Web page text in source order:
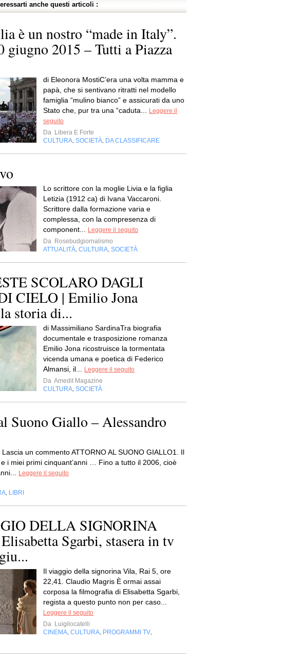
anche questi articoli :
è un nostro “made in Italy”.
giugno 2015 – Tutti a Piazza
di Eleonora MostiC’era una volta mamma e
papà, che si sentivano ritratti nel modello
famiglia “mulino bianco” e assicurati da uno
Stato che, pur tra una “caduta...
Leggere il
seguito
Da Libera E Forte
CULTURA SOCIETÀ DA CLASSIFICARE
Lo scrittore con la moglie Livia e la figlia
Letizia (1912 ca) di Ivana Vaccaroni.
Scrittore dalla formazione varia e
complessa, con la compresenza di
component...
Leggere il seguito
Da Rosebudgiornalismo
ATTUALITÀ CULTURA SOCIETÀ
SCOLARO DAGLI
CIELO | Emilio Jona
storia di...
di Massimiliano SardinaTra biografia
documentale e trasposizione romanza
Emilio Jona ricostruisce la tormentata
vicenda umana e poetica di Federico
Almansi, il...
Leggere il seguito
Da Amedit Magazine
CULTURA SOCIETÀ
Suono Giallo – Alessandro
un commento ATTORNO AL SUONO GIALLO1. Il
i miei primi cinquant’anni … Fino a tutto il 2006, cioè
Leggere il seguito
LIBRI
DELLA SIGNORINA
Sgarbi, stasera in tv
Il viaggio della signorina Vila, Rai 5, ore
22,41. Claudio Magris È ormai assai
corposa la filmografia di Elisabetta Sgarbi,
regista a questo punto non per caso...
Leggere il seguito
Da Luigilocatelli
CINEMA CULTURA PROGRAMMI TV